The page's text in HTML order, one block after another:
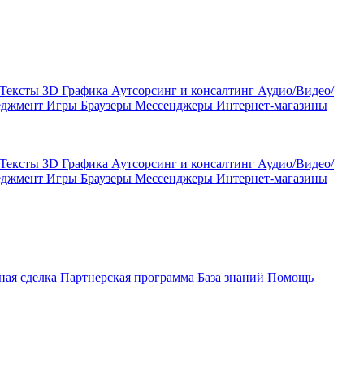
Тексты 3D Графика Аутсорсинг и консалтинг Аудио/Видео/
Игры Браузеры Мессенджеры Интернет-магазины
Тексты 3D Графика Аутсорсинг и консалтинг Аудио/Видео/
Игры Браузеры Мессенджеры Интернет-магазины
сделка Партнерская программа База знаний Помощь